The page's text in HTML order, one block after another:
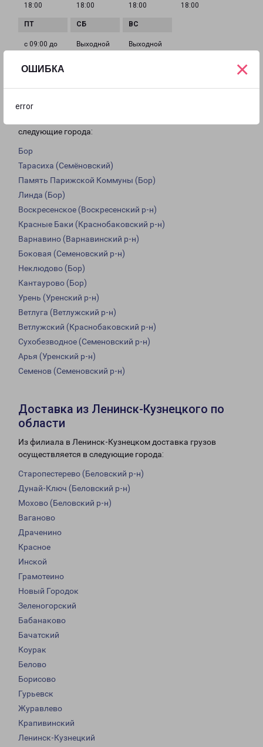
ОШИБКА
error
×
18:00 18:00 18:00 18:00
с 09:00 до
Выходной Выходной
следующие города:
Бор
Тарасиха (Семёновский)
Память Парижской Коммуны (Бор)
Линда (Бор)
Воскресенское (Воскресенский р-н)
Красные Баки (Краснобаковский р-н)
Варнавино (Варнавинский р-н)
Боковая (Семеновский р-н)
Неклюдово (Бор)
Кантаурово (Бор)
Урень (Уренский р-н)
Ветлуга (Ветлужский р-н)
Ветлужский (Краснобаковский р-н)
Сухобезводное (Семеновский р-н)
Арья (Уренский р-н)
Семенов (Семеновский р-н)
Доставка из Ленинск-Кузнецкого по
области
Из филиала в Ленинск-Кузнецком доставка грузов
осуществляется в следующие города:
Старопестерево (Беловский р-н)
Дунай-Ключ (Беловский р-н)
Мохово (Беловский р-н)
Ваганово
Драченино
Красное
Инской
Грамотеино
Новый Городок
Зеленогорский
Бабанаково
Бачатский
Коурак
Белово
Борисово
Гурьевск
Журавлево
Крапивинский
Ленинск-Кузнецкий